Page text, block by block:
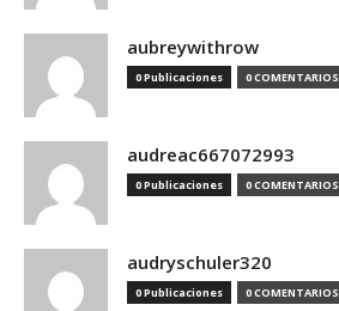
aubreywithrow
0 Publicaciones 0 COMENTARIOS
audreac667072993
0 Publicaciones 0 COMENTARIOS
audryschuler320
0 Publicaciones 0 COMENTARIOS